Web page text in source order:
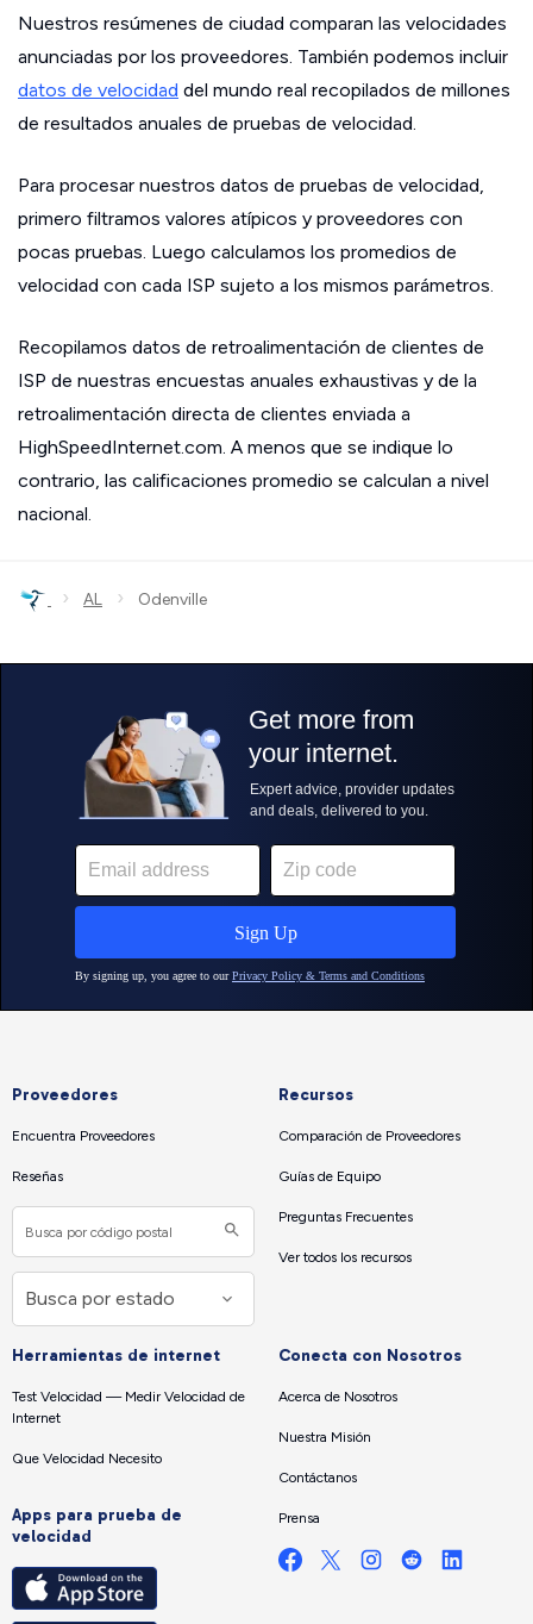
Nuestros resúmenes de ciudad comparan las velocidades
anunciadas por los proveedores. También podemos incluir
datos de velocidad del mundo real recopilados de millones
de resultados anuales de pruebas de velocidad.
Para procesar nuestros datos de pruebas de velocidad,
primero filtramos valores atípicos y proveedores con
pocas pruebas. Luego calculamos los promedios de
velocidad con cada ISP sujeto a los mismos parámetros.
Recopilamos datos de retroalimentación de clientes de
ISP de nuestras encuestas anuales exhaustivas y de la
retroalimentación directa de clientes enviada a
HighSpeedInternet.com. A menos que se indique lo
contrario, las calificaciones promedio se calculan a nivel
nacional.
› AL › Odenville
Proveedores
Encuentra Proveedores
Reseñas
Recursos
Comparación de Proveedores
Guías de Equipo
Preguntas Frecuentes
Ver todos los recursos
Herramientas de internet
Test Velocidad — Medir Velocidad de
Internet
Que Velocidad Necesito
Apps para prueba de
velocidad
Conecta con Nosotros
Acerca de Nosotros
Nuestra Misión
Contáctanos
Prensa